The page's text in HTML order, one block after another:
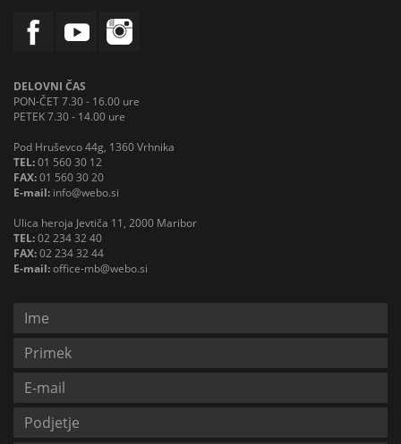
DELOVNI ČAS
PON-ČET 7.30 - 16.00 ure
PETEK 7.30 - 14.00 ure
Pod Hruševco 44g, 1360 Vrhnika
TEL:01 560 30 12
FAX:01 560 30 20
E-mail: info@webo.si
Ulica heroja Jevtiča 11, 2000 Maribor
TEL:02 234 32 40
FAX:02 234 32 44
E-mail:office-mb@webo.si